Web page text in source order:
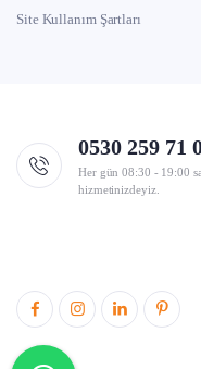
Site Kullanım Şartları
0530 259 71
Her gün 08:30 - 19:00
hizmetinizdeyiz.